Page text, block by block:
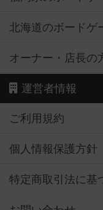
北海道のボードゲ
オーナー・店長の
運営者情報
ご利用規約
個人情報保護方針
特定商取引法に基